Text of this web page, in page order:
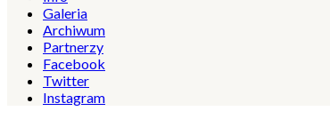
Galeria
Archiwum
Partnerzy
Facebook
Twitter
Instagram